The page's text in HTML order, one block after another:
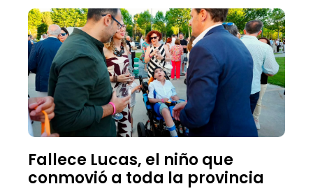
Fallece Lucas, el niño que
conmovió a toda la provincia